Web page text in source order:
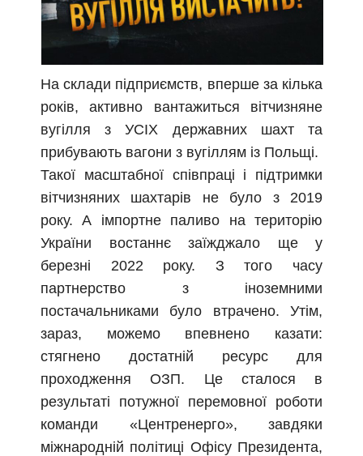
На склади підприємств, вперше за кілька
років, активно вантажиться вітчизняне
вугілля з УСІХ державних шахт та
прибувають вагони з вугіллям із Польщі.
Такої масштабної співпраці і підтримки
вітчизняних шахтарів не було з 2019
року. А імпортне паливо на територію
України востаннє заїжджало ще у
березні 2022 року. З того часу
партнерство з іноземними
постачальниками було втрачено. Утім,
зараз, можемо впевнено казати:
стягнено достатній ресурс для
проходження ОЗП. Це сталося в
результаті потужної перемовної роботи
команди «Центренерго», завдяки
міжнародній політиці Офісу Президента,